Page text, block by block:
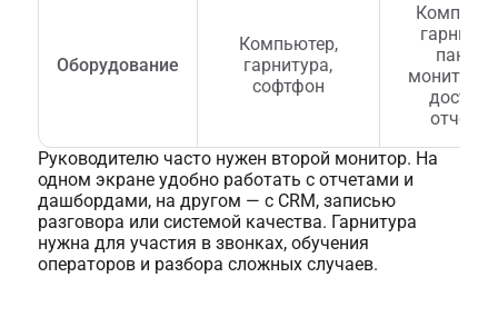
Оборудование
Компьютер,
гарнитура,
софтфон
панели
доступ
Руководителю часто нужен второй монитор. На
одном экране удобно работать с отчетами и
дашбордами, на другом — с CRM, записью
разговора или системой качества. Гарнитура
нужна для участия в звонках, обучения
операторов и разбора сложных случаев.